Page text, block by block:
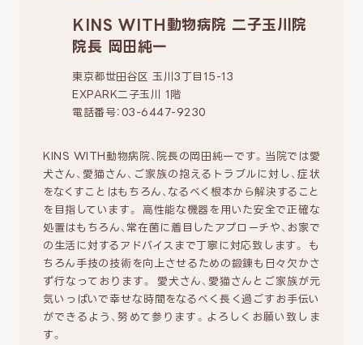
KINS WITH動物病院 二子玉川院
院長 岡田純一
東京都世田谷区 玉川3丁目15-13
EXPARK二子玉川 1階
電話番号：03-6447-9230
KINS WITH動物病院、院長の岡田純一です。当院では愛
犬さん、愛猫さん、ご家族の抱えるトラブルに対し、症状
をなくすことはもちろん、なるべく根本から解決すること
を目指しています。 高性能な機器を用いた安全で正確な
処置はもちろん、常在菌に着目したアプローチや、お家で
の生活に対するアドバイスまで丁寧に対応致します。 も
ちろん手技の技術を向上させるための鍛錬も日々欠かさ
ず行なっております。 愛犬さん、愛猫さんとご家族が元
気いっぱいで幸せな時間をなるべく長く過ごすお手伝い
ができるよう、努めて参ります。よろしくお願い致しま
す。